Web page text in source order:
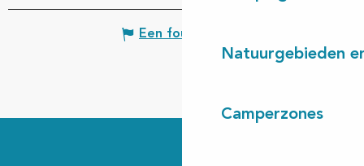
Natuurgebieden
Camperzones
Een fout melden